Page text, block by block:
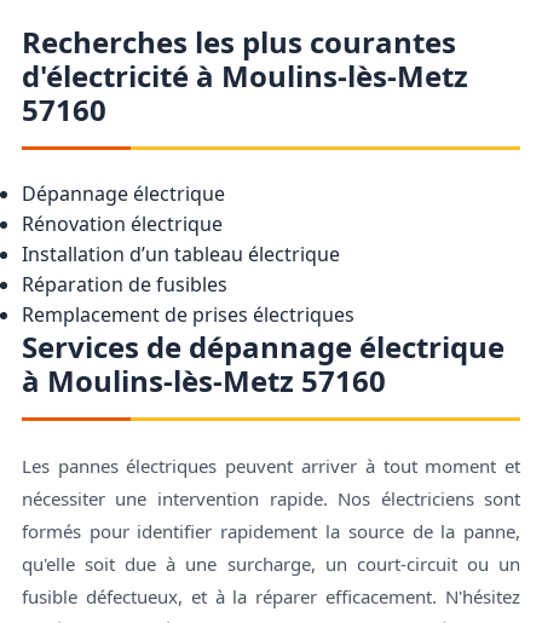
Recherches les plus courantes
d'électricité à Moulins-lès-Metz
57160
Dépannage électrique
Rénovation électrique
Installation d’un tableau électrique
Réparation de fusibles
Remplacement de prises électriques
Services de dépannage électrique
à Moulins-lès-Metz 57160
Les pannes électriques peuvent arriver à tout moment et
nécessiter une intervention rapide. Nos électriciens sont
formés pour identifier rapidement la source de la panne,
qu'elle soit due à une surcharge, un court-circuit ou un
fusible défectueux, et à la réparer efficacement. N'hésitez